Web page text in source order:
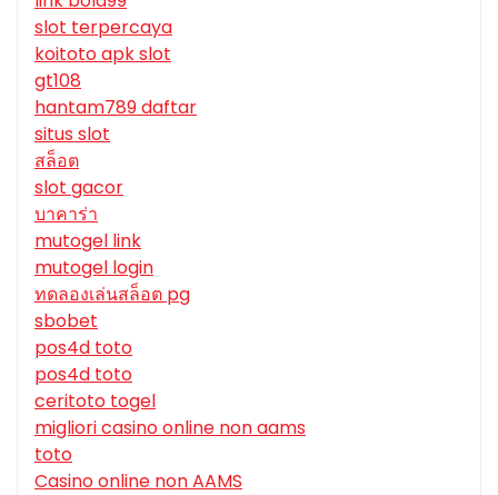
slot terpercaya
koitoto apk slot
gt108
hantam789 daftar
situs slot
สล็อต
slot gacor
บาคาร่า
mutogel link
mutogel login
ทดลองเล่นสล็อต pg
sbobet
pos4d toto
pos4d toto
ceritoto togel
migliori casino online non aams
toto
Casino online non AAMS